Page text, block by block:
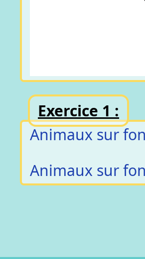
Exercice 1 :
Animaux sur
Animaux sur